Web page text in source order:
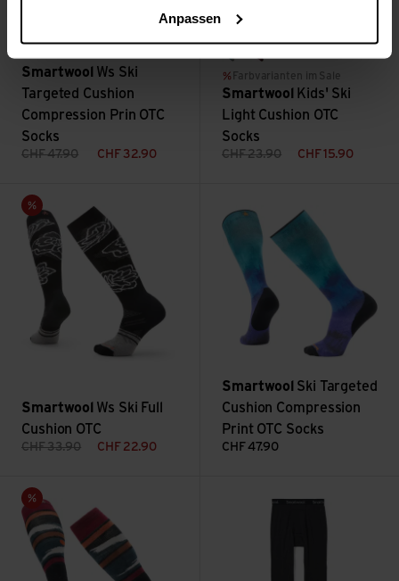
Anpassen
Smartwool Ws Ski
Targeted Cushion
Compression Prin OTC
Socks
CHF47.90 CHF 32.90
medium gray
alpine blue
Farbvarianten im Sale
Smartwool
Kids' Ski
Light Cushion OTC
Socks
CHF23.90 CHF 15.90
Sale
Smartwool Ws Ski Full
Cushion OTC
CHF33.90 CHF 22.90
Ws Ski Full Cushion OTC ansehen
Smartwool Ski Targeted
Cushion Compression
Print OTC Socks
CHF 47.90
Sale
Ski Full Cushion Midnight Ski Pattern OTC Socks ansehen